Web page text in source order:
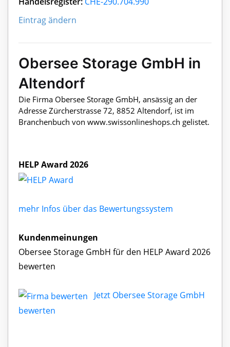
Eintrag ändern
Obersee Storage GmbH in
Altendorf
Die Firma Obersee Storage GmbH, ansässig an der
Adresse Zürcherstrasse 72, 8852 Altendorf, ist im
Branchenbuch von www.swissonlineshops.ch gelistet.
HELP Award 2026
mehr Infos über das Bewertungssystem
Kundenmeinungen
Obersee Storage GmbH für den HELP Award 2026
bewerten
Jetzt Obersee Storage GmbH
bewerten